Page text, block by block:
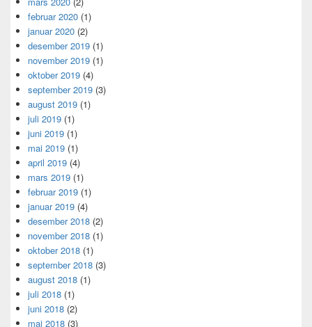
februar 2020 (1)
januar 2020 (2)
desember 2019 (1)
november 2019 (1)
oktober 2019 (4)
september 2019 (3)
august 2019 (1)
juli 2019 (1)
juni 2019 (1)
mai 2019 (1)
april 2019 (4)
mars 2019 (1)
februar 2019 (1)
januar 2019 (4)
desember 2018 (2)
november 2018 (1)
oktober 2018 (1)
september 2018 (3)
august 2018 (1)
juli 2018 (1)
juni 2018 (2)
mai 2018 (3)